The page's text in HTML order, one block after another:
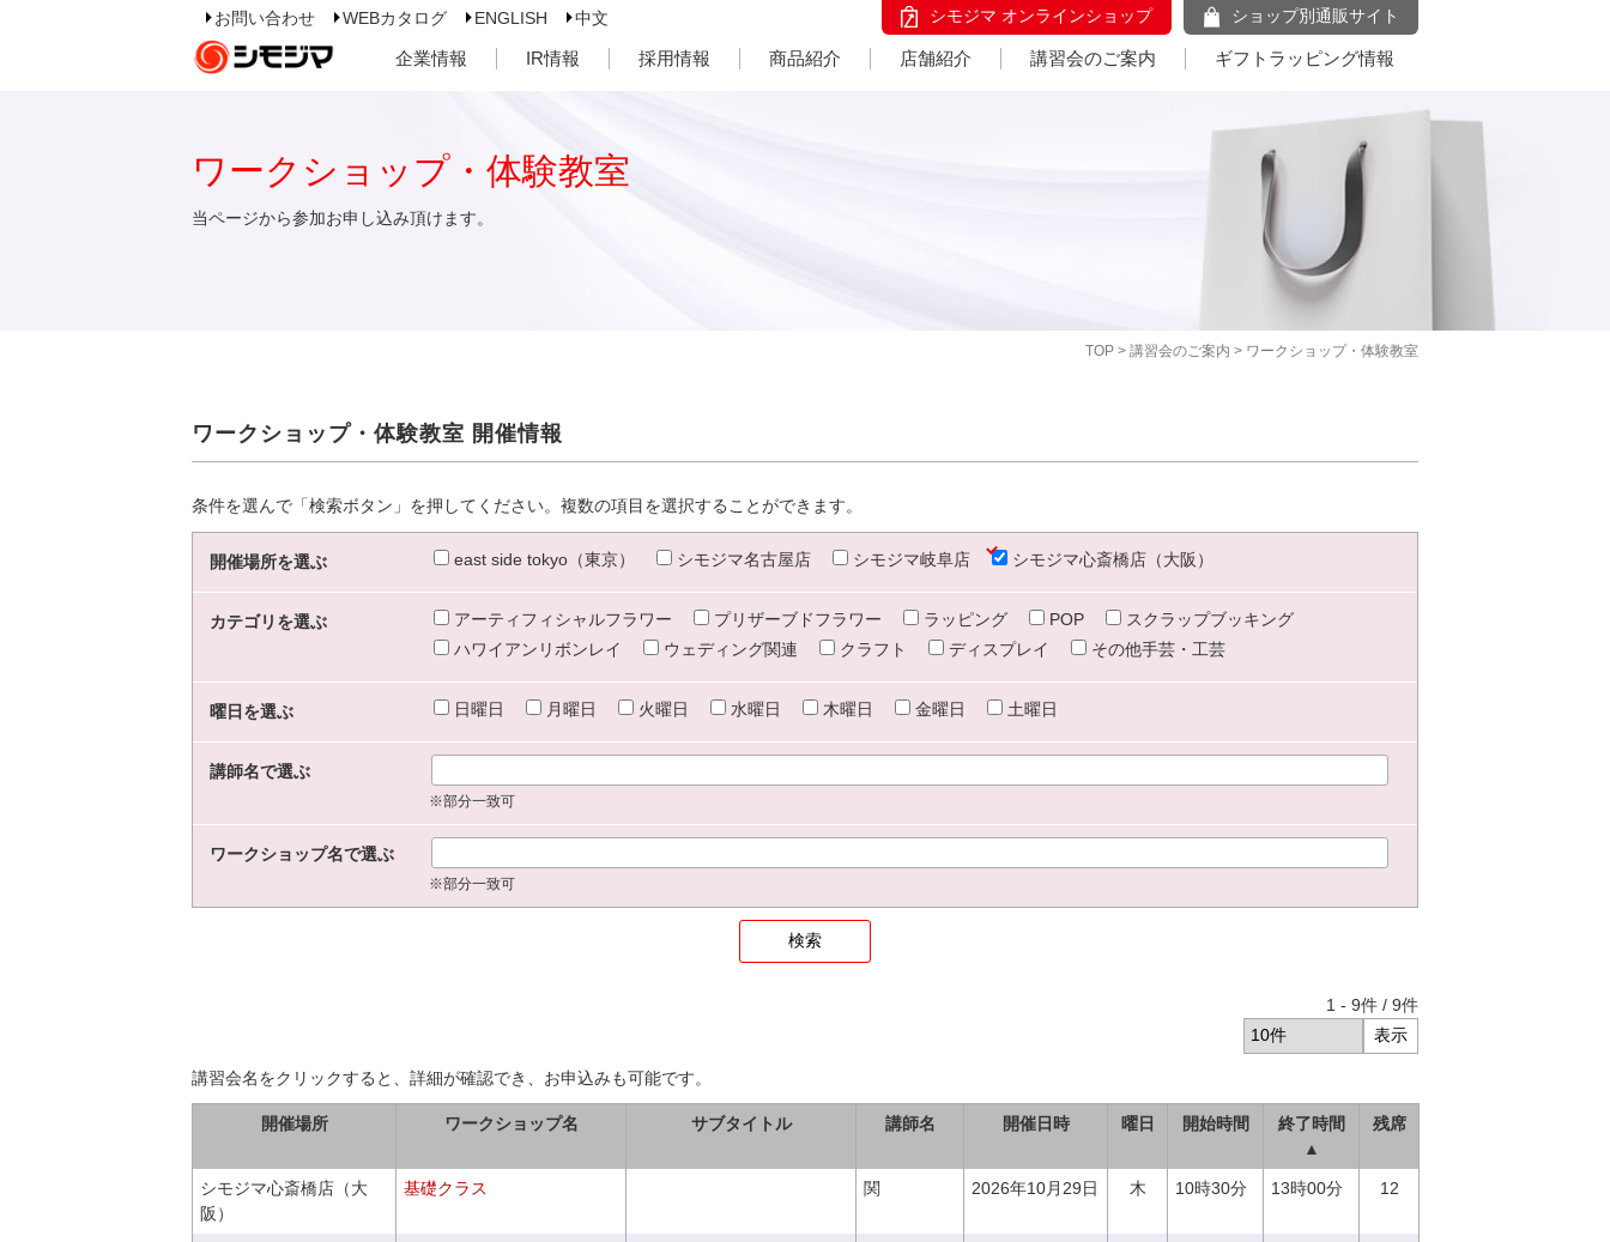
お問い合わせ WEBカタログ ENGLISH 中文 シモジマ オンラインショップ ショップ別通販サイト
企業情報 IR情報 採用情報 商品紹介 店舗紹介 講習会のご案内 ギフトラッピング情報
TOP > 講習会のご案内 > ワークショップ・体験教室
ワークショップ・体験教室
当ページから参加お申し込み頂けます。
ワークショップ・体験教室 開催情報
条件を選んで「検索ボタン」を押してください。複数の項目を選択することができます。
開催場所を選ぶ east side tokyo（東京） シモジマ名古屋店 シモジマ岐阜店 シモジマ心斎橋店（大阪）
カテゴリを選ぶ アーティフィシャルフラワー プリザーブドフラワー ラッピング POP
スクラップブッキング
ハワイアンリボンレイ
ウェディング関連 クラフト ディスプレイ その他手芸・工芸
曜日を選ぶ 日曜日 月曜日 火曜日 水曜日 木曜日 金曜日 土曜日
講師名で選ぶ
※部分一致可
ワークショップ名で選ぶ
※部分一致可
1 - 9件 / 9件
講習会名をクリックすると、詳細が確認でき、お申込みも可能です。
開催場所 ワークショップ名 サブタイトル 講師名 開催日時 曜日 開始時間
終了時間
▲
残席
シモジマ心斎橋店（大
阪）
基礎クラス 関 2026年10月29日 木 10時30分 13時00分 12